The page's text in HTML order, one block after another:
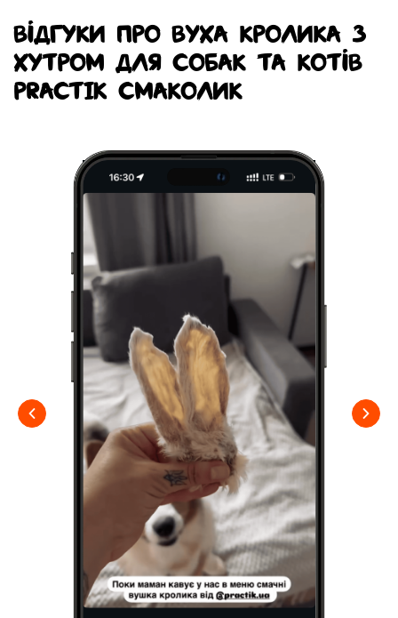
ВІДГУКИ ПРО ВУХА КРОЛИКА З
ХУТРОМ ДЛЯ СОБАК ТА КОТІВ
PRACTIK СМАКОЛИК